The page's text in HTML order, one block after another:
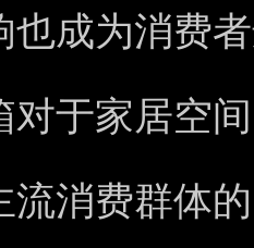
也成为消费
对于家居空
流消费群体